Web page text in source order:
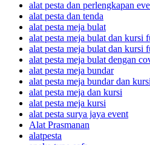
alat pesta dan perlengkapan
alat pesta dan tenda
alat pesta meja bulat
alat pesta meja bulat dan kursi
alat pesta meja bulat dan kursi
alat pesta meja bulat dengan
alat pesta meja bundar
alat pesta meja bundar dan
alat pesta meja dan kursi
alat pesta meja kursi
alat pesta surya jaya event
Alat Prasmanan
alatpesta